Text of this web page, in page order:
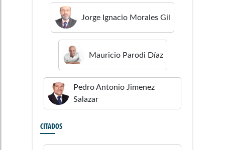
Jorge Ignacio Morales Gil
Mauricio Parodi Díaz
Pedro Antonio Jimenez
Salazar
CITADOS